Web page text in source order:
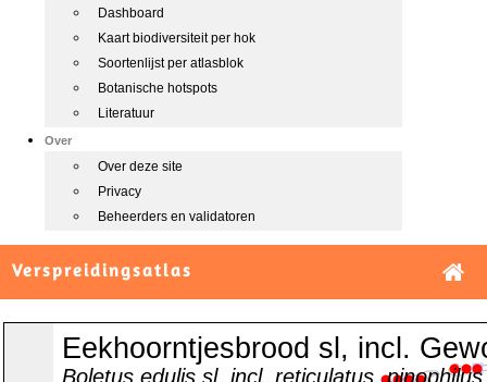
Dashboard
Kaart biodiversiteit per hok
Soortenlijst per atlasblok
Botanische hotspots
Literatuur
Over
Over deze site
Privacy
Beheerders en validatoren
Verspreidingsatlas